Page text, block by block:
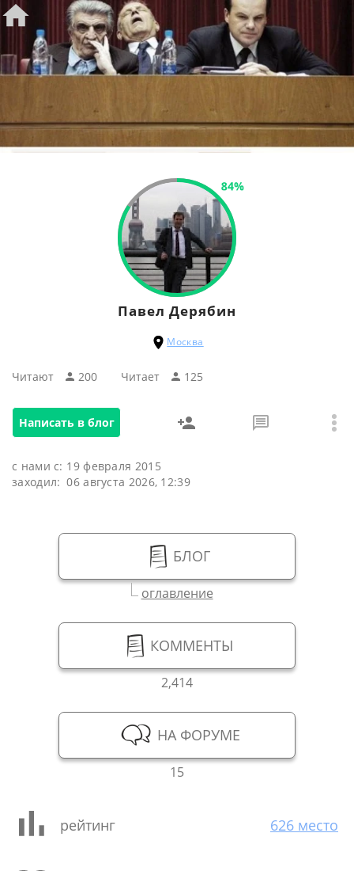
84%
Павел Дерябин
Москва
Читают 200 Читаeт 125
Написать в блог
с нами с: 19 февраля 2015
заходил: 06 августа 2026, 12:39
БЛОГ
оглавление
КОММЕНТЫ
2,414
НА ФОРУМЕ
15
рейтинг 626 место